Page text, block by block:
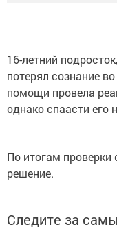
16-летний
потерял сознание
помощи провела
однако спаасти его
По итогам проверки
решение.
Следите за